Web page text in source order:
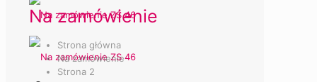
Na zamówienie
Strona główna
Na zamówienie
Strona 2